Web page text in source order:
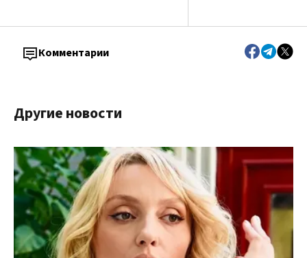
Комментарии
Другие новости